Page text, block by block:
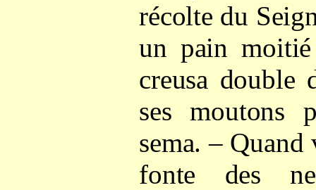
récolte du
un pain
creusa double
ses moutons
sema. –
fonte des